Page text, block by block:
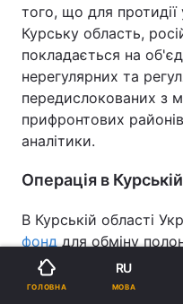
того, що для
Курську область,
покладається на
нерегулярних та
передислокованих з
прифронтових
аналітики.
Операція в
В Курській області
фонддля обміну
територіями, вважає
Попович.
ГОЛОВНА
RU
МОВА